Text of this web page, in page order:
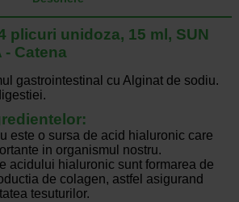
plicuri unidoza, 15 ml, SUN
- Catena
gastrointestinal cu Alginat de sodiu.
este o sursa de acid hialuronic care
in organismul nostru.
acidului hialuronic sunt formarea de
de colagen, astfel asigurand
tesuturilor.